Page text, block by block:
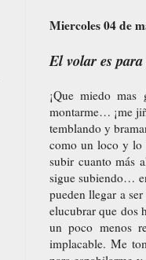
Miercoles 04 de
El volar es
¡Que miedo
montarme… ¡me
temblando y
como un loco y lo
subir cuanto más
sigue subiendo…
pueden llegar a
elucubrar que dos
un poco menos
implacable. Me